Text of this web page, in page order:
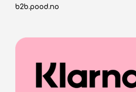
b2b.pood.no